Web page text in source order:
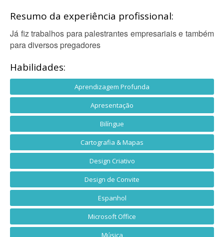
Resumo da experiência profissional:
Já fiz trabalhos para palestrantes empresariais e também
para diversos pregadores
Habilidades:
Aprendizagem Profunda
Apresentação
Bilíngue
Cartografia & Mapas
Design Criativo
Design de Convite
Espanhol
Microsoft Office
Música